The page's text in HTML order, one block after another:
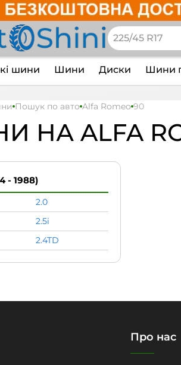
шини Шини Диски Шини
Пошук по авто Alfa Romeo 90
НА ALFA
- 1988)
2.0
2.5i
2.4TD
Про нас